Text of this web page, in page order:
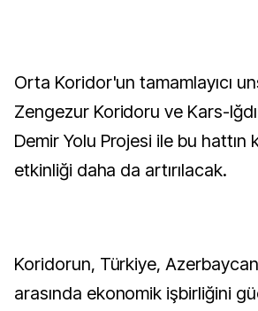
Orta Koridor'un tamamlayıcı
Zengezur Koridoru ve Kars-
Demir Yolu Projesi ile bu hattın
etkinliği daha da artırılacak.
Koridorun, Türkiye,
arasında ekonomik işbirliğini